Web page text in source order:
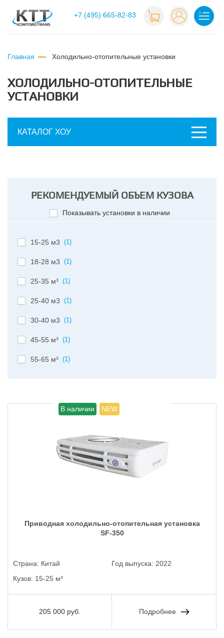
+7 (495) 665-82-83
Главная холодильно-отопительные установки
ХОЛОДИЛЬНО-ОТОПИТЕЛЬНЫЕ
УСТАНОВКИ
КАТАЛОГ ХОУ
РЕКОМЕНДУЕМЫЙ ОБЪЕМ КУЗОВА
Показывать установки в наличии
15-25 м3 (1)
18-28 м3 (1)
25-35 м³ (1)
25-40 м3 (1)
30-40 м3 (1)
45-55 м³ (1)
55-65 м³ (1)
В наличии NEW
Приводная холодильно-отопительная установка
SF-350
Страна: Китай Год выпуска: 2022
Кузов: 15-25 м³
205 000 руб. Подробнее